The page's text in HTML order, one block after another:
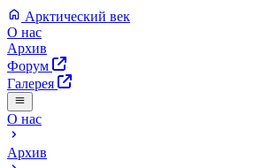
Арктический век
О нас
Архив
Форум
Галерея
О нас
Архив